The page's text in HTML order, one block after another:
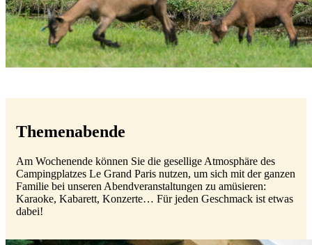
Themenabende
Am Wochenende können Sie die gesellige Atmosphäre des
Campingplatzes Le Grand Paris nutzen, um sich mit der ganzen
Familie bei unseren Abendveranstaltungen zu amüsieren:
Karaoke, Kabarett, Konzerte… Für jeden Geschmack ist etwas
dabei!